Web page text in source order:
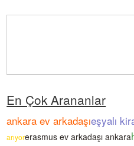
En Çok Arananlar
ankara ev arkadaşıeşyalı
arıyorerasmus ev arkadaşı ankara